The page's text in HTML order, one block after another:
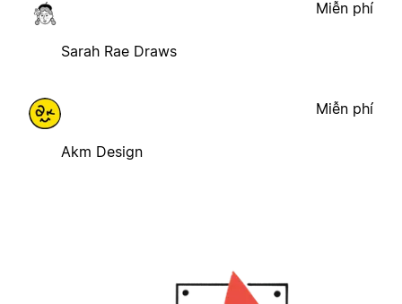
Sarah Rae Draws
Miễn phí
Akm Design
Miễn phí